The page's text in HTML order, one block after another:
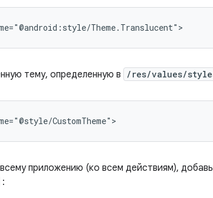
Theme.Translucent">
тему, определенную в /res/values/
CustomTheme">
приложению (ко всем действиям),
: